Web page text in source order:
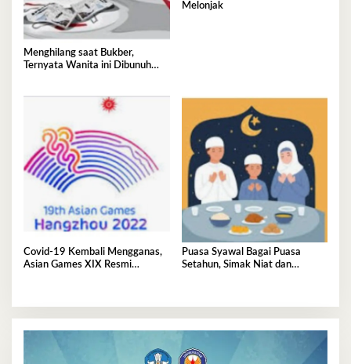
Menghilang saat Bukber,
Ternyata Wanita ini Dibunuh
Melonjak
Covid-19 Kembali Mengganas,
Asian Games XIX Resmi
Puasa Syawal Bagai Puasa
Setahun, Simak Niat dan